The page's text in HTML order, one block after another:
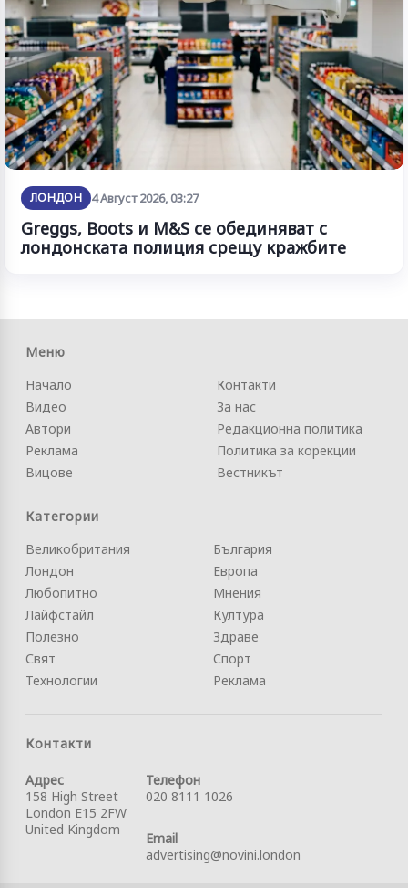
ЛОНДОН 4 Август 2026, 03:27
Greggs, Boots и M&S се обединяват с
лондонската полиция срещу кражбите
Меню
Начало
Видео
Автори
Реклама
Вицове
Контакти
За нас
Редакционна политика
Политика за корекции
Вестникът
Категории
Великобритания
Лондон
Любопитно
Лайфстайл
Полезно
Свят
Технологии
България
Европа
Мнения
Култура
Здраве
Спорт
Реклама
Контакти
Адрес
158 High Street
London E15 2FW
United Kingdom
Телефон
020 8111 1026
Email
advertising@novini.london